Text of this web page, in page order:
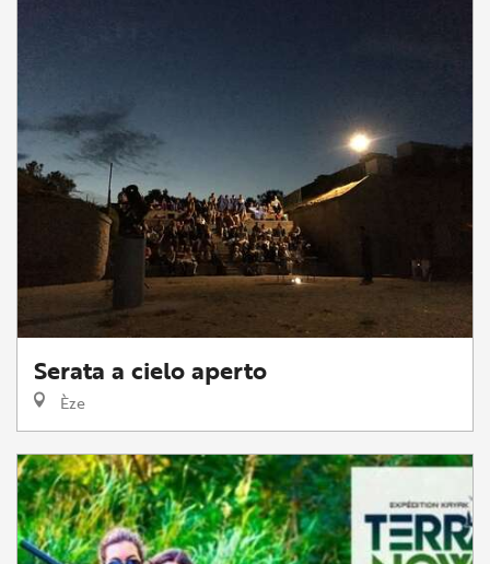
Serata a cielo aperto
Èze